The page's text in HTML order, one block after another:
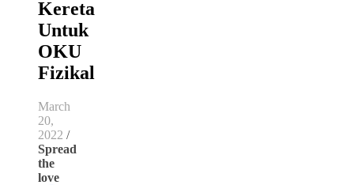
Kereta
Untuk
OKU
Fizikal
March
20,
2022 /
Spread
the
love